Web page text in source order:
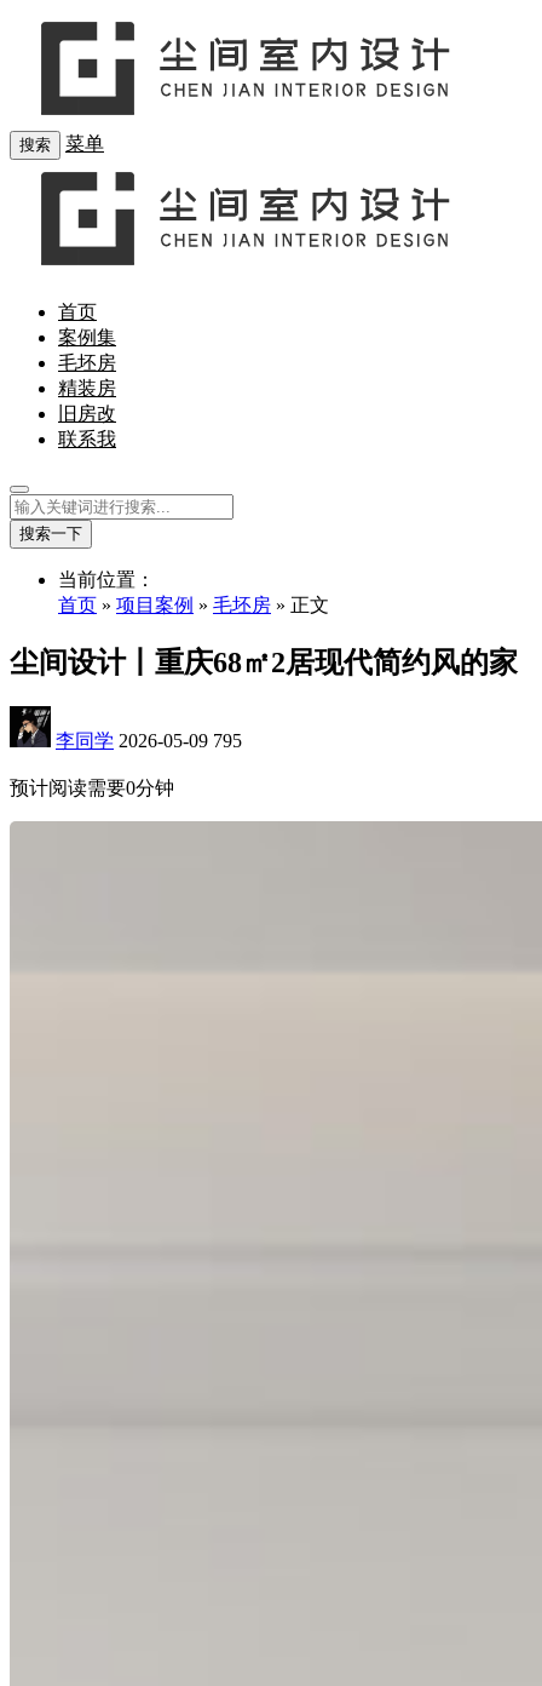
搜索 菜单
首页
案例集
毛坯房
精装房
旧房改
联系我
搜索一下
当前位置：
首页 » 项目案例 » 毛坯房 » 正文
尘间设计丨重庆68㎡2居现代简约风的家
李同学 2026-05-09 795
预计阅读需要0分钟